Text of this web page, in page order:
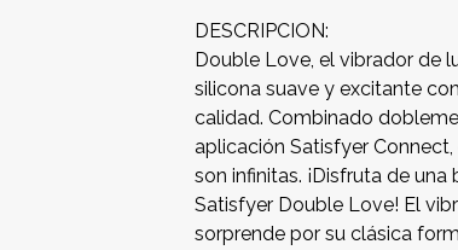
DESCRIPCION:
Double Love, el vibrador de
silicona suave y excitante
calidad. Combinado
aplicación Satisfyer
son infinitas. ¡Disfruta de
Satisfyer Double Love! El
sorprende por su clásica